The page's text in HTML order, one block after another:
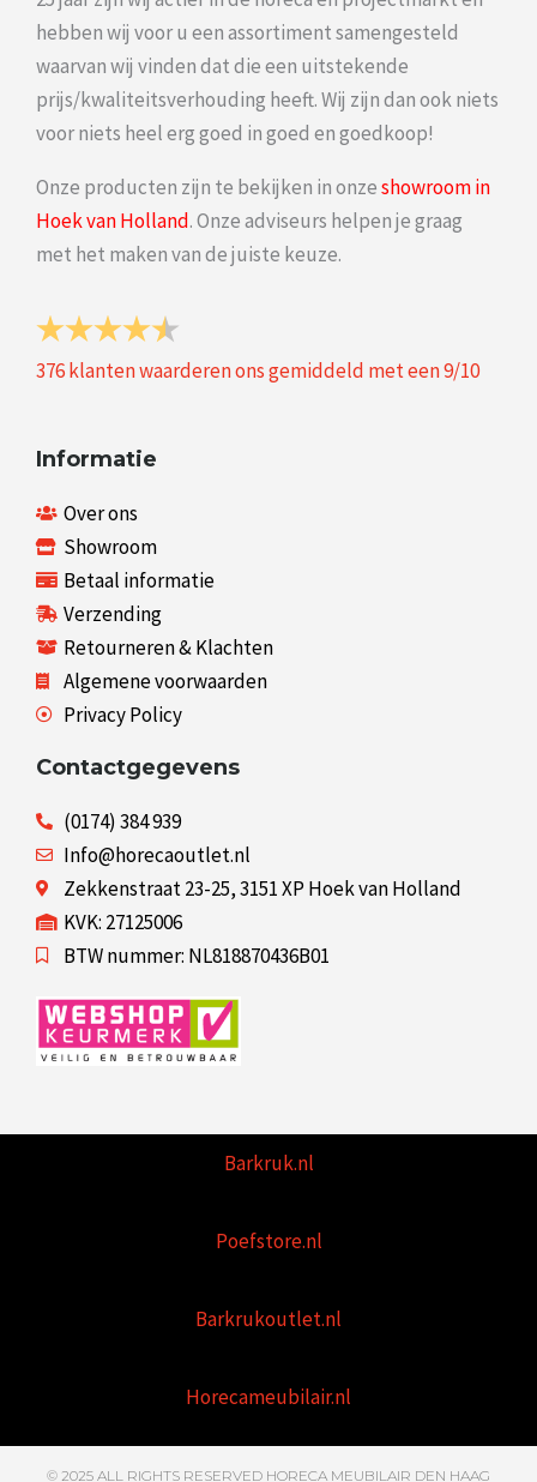
hebben wij voor u een assortiment samengesteld
waarvan wij vinden dat die een uitstekende
prijs/kwaliteitsverhouding heeft. Wij zijn dan ook niets
voor niets heel erg goed in goed en goedkoop!
Onze producten zijn te bekijken in onzeshowroom in
Hoek van Holland. Onze adviseurs helpen je graag
met het maken van de juiste keuze.
376klanten waarderen ons gemiddeld met een9/10
Informatie
Over ons
Showroom
Betaal informatie
Verzending
Retourneren & Klachten
Algemene voorwaarden
Privacy Policy
Contactgegevens
(0174) 384 939
Info@horecaoutlet.nl
Zekkenstraat 23-25, 3151 XP Hoek van Holland
KVK: 27125006
BTW nummer: NL818870436B01
Barkruk.nl
Poefstore.nl
Barkrukoutlet.nl
Horecameubilair.nl
© 2025 ALL RIGHTS RESERVED HORECA MEUBILAIR DEN HAAG